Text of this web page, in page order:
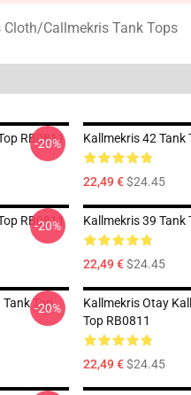
Cloth/Callmekris Tank Tops
RB0811
-20% Kallmekris 42 Tank
22,49 €$24.45
RB0811
-20% Kallmekris 39 Tank
22,49 €$24.45
Top
-20%
Kallmekris Otay
Top RB0811
22,49 €$24.45